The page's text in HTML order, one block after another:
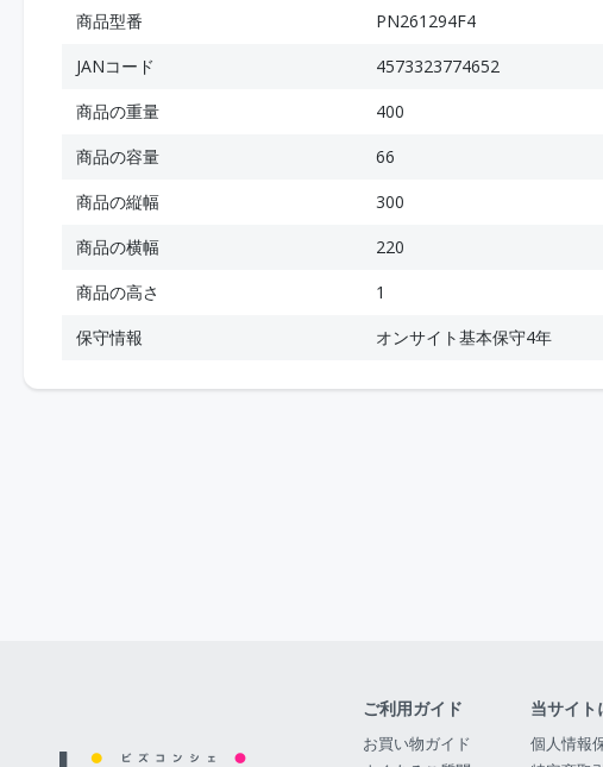
商品型番
PN261294F4
JANコード
4573323774652
商品の重量
400
商品の容量
66
商品の縦幅
300
商品の横幅
220
商品の高さ
1
保守情報
オンサイト基本保守4年
ご利用ガイド
お買い物ガイド
当サイト
個人情報